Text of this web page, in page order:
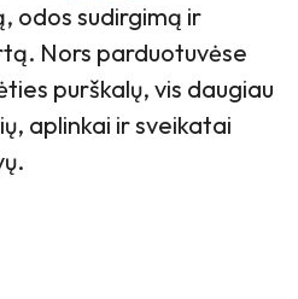
odos sudirgimą ir
Nors parduotuvėse
purškalų, vis daugiau
aplinkai ir sveikatai